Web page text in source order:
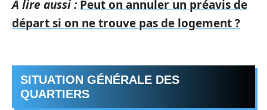
A lire aussi : Peut on annuler un préavis de
départ si on ne trouve pas de logement ?
SITUATION GÉNÉRALE DES
QUARTIERS